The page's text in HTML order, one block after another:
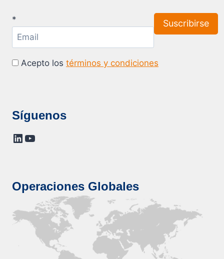
*
Acepto los términos y condiciones
Síguenos
LinkedIn
YouTube
Operaciones Globales